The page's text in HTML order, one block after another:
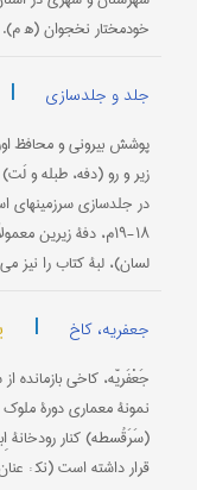
خودمختار نخجوان (ه‍ م).
جلد و جلدسازی |
پوشش بیرونی و محافظ
زیر و رو (دفه، طبله و
۱۸-۱۹م، دفۀ زیرین
لسان)، لبۀ کتاب را نیز
جعفریه، کاخ |
نمونۀ معماری دورۀ
(سَرَقُسطه) کنار رودخانۀ
قرار داشته است (نک‍ : عنان،۱۰۵؛ اِوِرت،